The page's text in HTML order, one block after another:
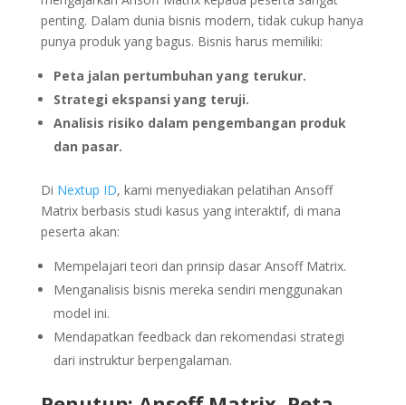
penting. Dalam dunia bisnis modern, tidak cukup hanya
punya produk yang bagus. Bisnis harus memiliki:
Peta jalan pertumbuhan yang terukur.
Strategi ekspansi yang teruji.
Analisis risiko dalam pengembangan produk
dan pasar.
Di Nextup ID, kami menyediakan pelatihan Ansoff
Matrix berbasis studi kasus yang interaktif, di mana
peserta akan:
Mempelajari teori dan prinsip dasar Ansoff Matrix.
Menganalisis bisnis mereka sendiri menggunakan
model ini.
Mendapatkan feedback dan rekomendasi strategi
dari instruktur berpengalaman.